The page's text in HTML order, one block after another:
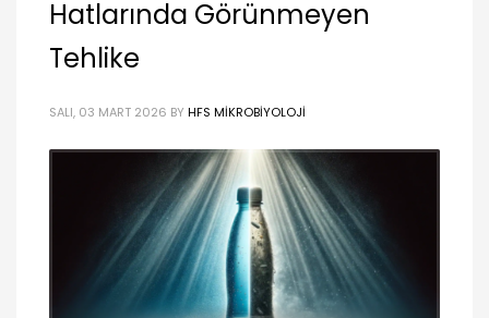
Hatlarında Görünmeyen
Tehlike
SALI, 03 MART 2026 BY HFS MIKROBIYOLOJI